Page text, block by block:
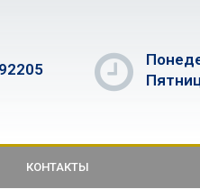
КОНТАКТЫ